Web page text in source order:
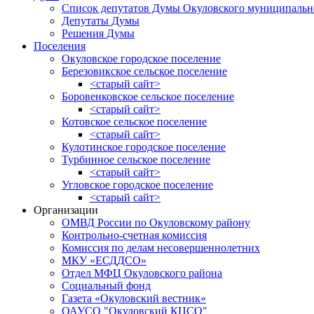
Список депутатов Думы Окуловского
Депутаты Думы
Решения Думы
Поселения
Окуловское городское поселение
Березовикское сельское поселение
<старый сайт>
Боровенковское сельское поселение
<старый сайт>
Котовское сельское поселение
<старый сайт>
Кулотинское городское поселение
Турбинное сельское поселение
<старый сайт>
Угловское городское поселение
<старый сайт>
Организации
ОМВД России по Окуловскому району
Контрольно-счетная комиссия
Комиссия по делам несовершеннолетних
МКУ «ЕСДДСО»
Отдел МФЦ Окуловского района
Социальный фонд
Газета «Окуловский вестник»
ОАУСО "Окуловский КЦСО"